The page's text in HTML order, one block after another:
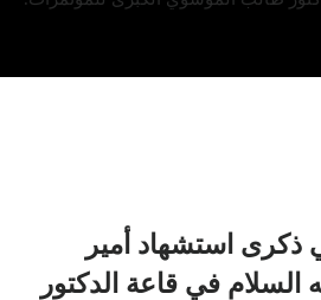
ذكرى استشهاد أمير
السلام في قاعة الدكتور